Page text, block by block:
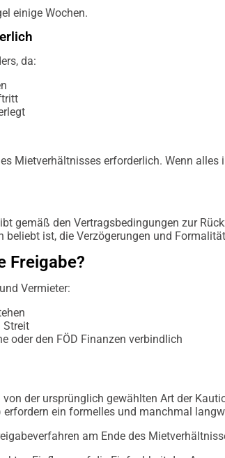
einige Wochen.
da:
Mietverhältnisses erforderlich. Wenn alles
gemäß den Vertragsbedingungen zur
ist, die Verzögerungen und
Freigabe?
Vermieter:
Streit
oder den FÖD Finanzen verbindlich
der ursprünglich gewählten Art der
erfordern ein formelles und manchmal
am Ende des